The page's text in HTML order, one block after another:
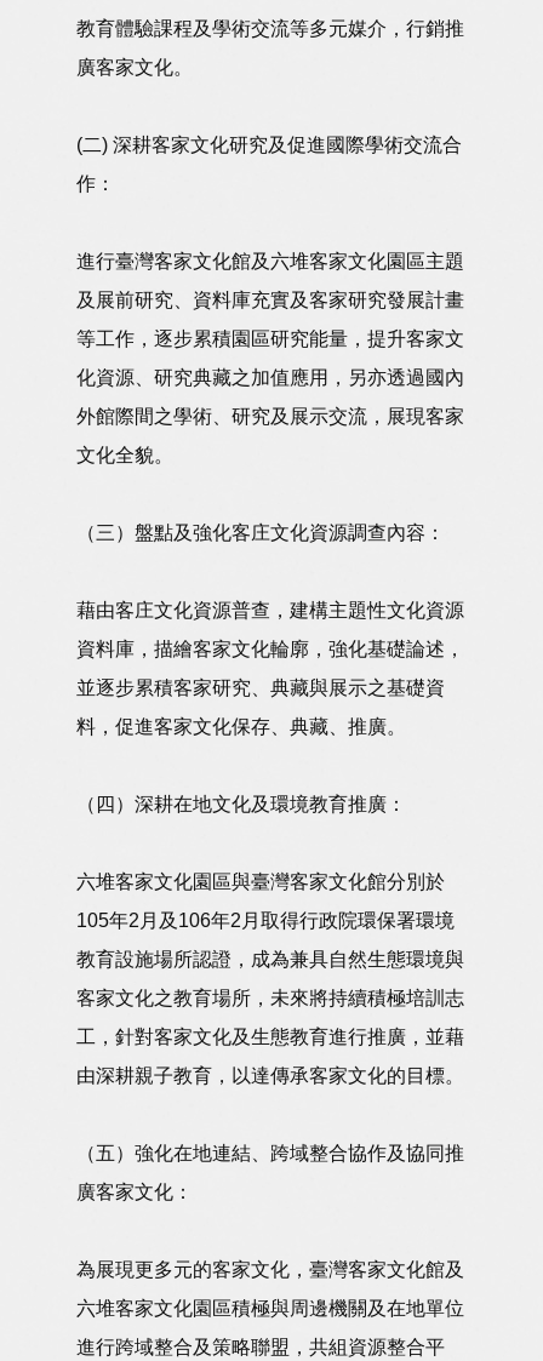
教育體驗課程及學術交流等多元媒介，行銷推
廣客家文化。
(二) 深耕客家文化研究及促進國際學術交流合
作：
進行臺灣客家文化館及六堆客家文化園區主題
及展前研究、資料庫充實及客家研究發展計畫
等工作，逐步累積園區研究能量，提升客家文
化資源、研究典藏之加值應用，另亦透過國內
外館際間之學術、研究及展示交流，展現客家
文化全貌。
（三）盤點及強化客庄文化資源調查內容：
藉由客庄文化資源普查，建構主題性文化資源
資料庫，描繪客家文化輪廓，強化基礎論述，
並逐步累積客家研究、典藏與展示之基礎資
料，促進客家文化保存、典藏、推廣。
（四）深耕在地文化及環境教育推廣：
六堆客家文化園區與臺灣客家文化館分別於
105年2月及106年2月取得行政院環保署環境
教育設施場所認證，成為兼具自然生態環境與
客家文化之教育場所，未來將持續積極培訓志
工，針對客家文化及生態教育進行推廣，並藉
由深耕親子教育，以達傳承客家文化的目標。
（五）強化在地連結、跨域整合協作及協同推
廣客家文化：
為展現更多元的客家文化，臺灣客家文化館及
六堆客家文化園區積極與周邊機關及在地單位
進行跨域整合及策略聯盟，共組資源整合平